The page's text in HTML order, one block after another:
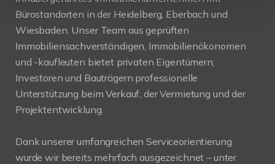
Bürostandorten in der Heidelberg, Eberbach und
Wiesbaden. Unser Team aus geprüften
Immobiliensachverständigen, Immobilienökonomen
und -kaufleuten bietet privaten Eigentümern,
Investoren und Bauträgern professionelle
Unterstützung beim Verkauf, der Vermietung und der
Projektentwicklung.
Dank unserer umfangreichen Serviceorientierung
wurde wir bereits mehrfach ausgezeichnet – unter